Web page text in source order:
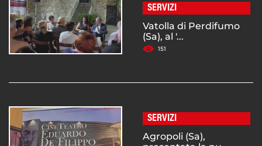
SERVIZI
Vatolla di Perdifumo
(Sa), al '...
151
SERVIZI
Agropoli (Sa),